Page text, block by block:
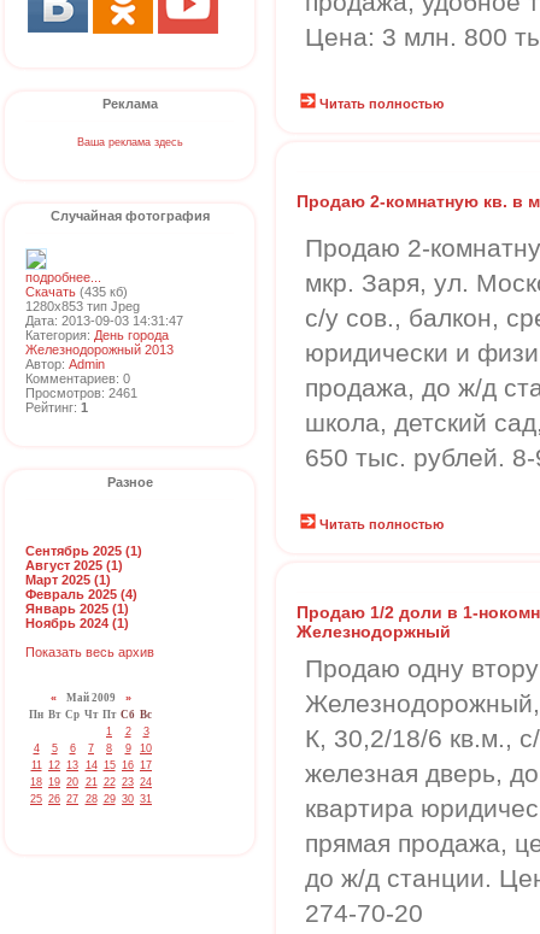
Реклама
Ваша реклама здесь
Случайная фотография
подробнее...
Скачать (435 кб)
1280x853 тип Jpeg
Дата: 2013-09-03 14:31:47
Категория: День города
Железнодорожный 2013
Автор: Admin
Комментариев: 0
Просмотров: 2461
Рейтинг: 1
Разное
Сентябрь 2025 (1)
Август 2025 (1)
Март 2025 (1)
Февраль 2025 (4)
Январь 2025 (1)
Ноябрь 2024 (1)
Показать весь архив
«Май 2009 »
Пн Вт Ср Чт Пт Сб Вс
1
2
3
4
5 6 7 8 9
10
11 12 13 14 15 16 17
18 19 20 21 22 23 24
25 26 27 28 29 30 31
Цена: 3 млн. 800
Читать полностью
Продаю 2-комнатную кв. в
Продаю 2-
мкр. Заря, ул.
с/у сов., балкон,
юридически и
продажа, до ж/д
школа, детский
650 тыс. рублей.
Читать полностью
Продаю 1/2 доли в 1-
Железнодоржный
Продаю одну
К, 30,2/18/6 кв.м.,
железная дверь,
квартира
прямая продажа,
до ж/д станции.
274-70-20